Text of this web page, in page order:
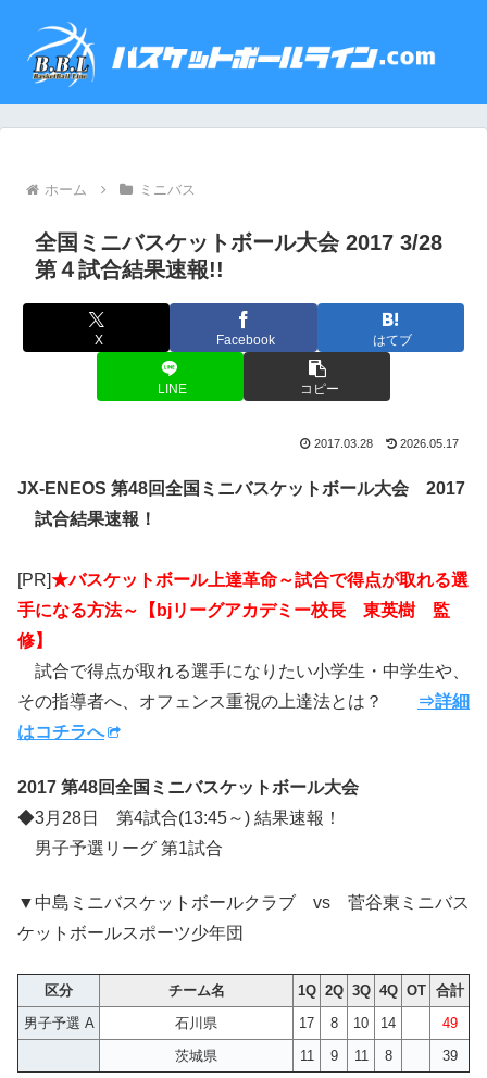
ホーム ミニバス
全国ミニバスケットボール大会 2017 3/28
第４試合結果速報!!
X Facebook はてブ
LINE コピー
2017.03.28 2026.05.17
JX-ENEOS 第48回全国ミニバスケットボール大会 2017
試合結果速報！
[PR]★バスケットボール上達革命～試合で得点が取れる選
手になる方法～【bjリーグアカデミー校長 東英樹 監
修】
試合で得点が取れる選手になりたい小学生・中学生や、
その指導者へ、オフェンス重視の上達法とは？
⇒詳細
はコチラへ
2017 第48回全国ミニバスケットボール大会
◆3月28日 第4試合(13:45～) 結果速報！
男子予選リーグ 第1試合
▼中島ミニバスケットボールクラブ vs 菅谷東ミニバス
ケットボールスポーツ少年団
区分 チーム名 1Q 2Q 3Q 4Q OT
合計
男子予選 A
石川県 17 8 10 14
49
茨城県
11 9 11 8 39